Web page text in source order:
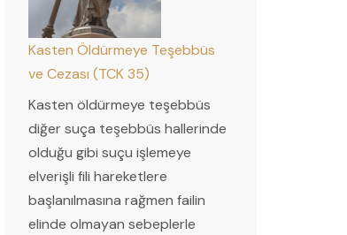
Kasten Öldürmeye Teşebbüs
ve Cezası (TCK 35)
Kasten öldürmeye teşebbüs
diğer suça teşebbüs hallerinde
olduğu gibi suçu işlemeye
elverişli fili hareketlere
başlanılmasına rağmen failin
elinde olmayan sebeplerle